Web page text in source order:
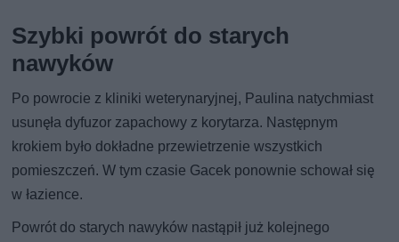
Szybki powrót do starych
nawyków
Po powrocie z kliniki weterynaryjnej, Paulina natychmiast
usunęła dyfuzor zapachowy z korytarza. Następnym
krokiem było dokładne przewietrzenie wszystkich
pomieszczeń. W tym czasie Gacek ponownie schował się
w łazience.
Powrót do starych nawyków nastąpił już kolejnego